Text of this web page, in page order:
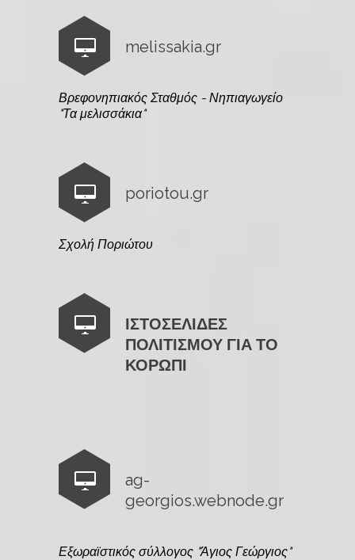
melissakia.gr
Βρεφονηπιακός Σταθμός - Νηπιαγωγείο
"Τα μελισσάκια"
poriotou.gr
Σχολή Ποριώτου
ΙΣΤΟΣΕΛΙΔΕΣ
ΠΟΛΙΤΙΣΜΟΥ ΓΙΑ ΤΟ
ΚΟΡΩΠΙ
ag-
georgios.webnode.gr
Εξωραϊστικός σύλλογος "Άγιος Γεώργιος"